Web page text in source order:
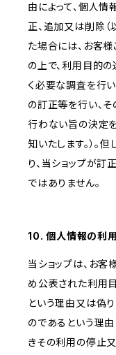
由によって、個人
正、追加又は削除（
た場合には、お客
の上で、利用目的
く必要な調査を行
の訂正等を行い、
行わない旨の決定
知いたします。）。
り、当ショップが
ではありません。
10. 個人情報の利
当ショップは、お客
め公表された利用
という理由又は偽
のであるという理
きその利用の停止